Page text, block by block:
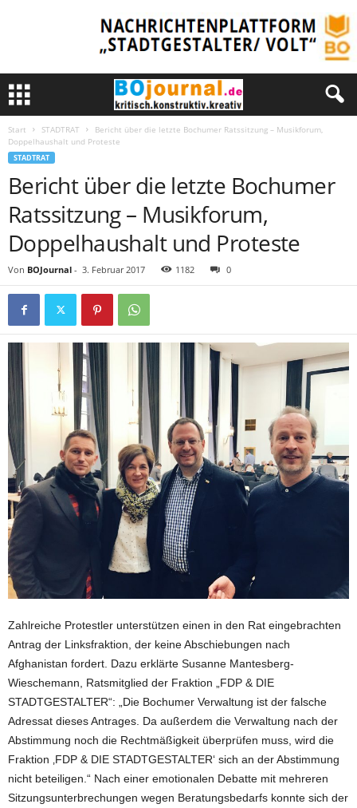
Start STADTRAT
Bericht über die letzte Bochumer Ratssitzung – Musikforum,
Doppelhaushalt und Proteste
STADTRAT
Bericht über die letzte Bochumer
Ratssitzung – Musikforum,
Doppelhaushalt und Proteste
Von BOJournal - 3. Februar 2017 1182 0
Zahlreiche Protestler unterstützen einen in den Rat eingebrachten
Antrag der Linksfraktion, der keine Abschiebungen nach
Afghanistan fordert. Dazu erklärte Susanne Mantesberg-
Wieschemann, Ratsmitglied der Fraktion „FDP & DIE
STADTGESTALTER“: „Die Bochumer Verwaltung ist der falsche
Adressat dieses Antrages. Da außerdem die Verwaltung nach der
Abstimmung noch die Rechtmäßigkeit überprüfen muss, wird die
Fraktion ‚FDP & DIE STADTGESTALTER‘ sich an der Abstimmung
nicht beteiligen.“ Nach einer emotionalen Debatte mit mehreren
Sitzungsunterbrechungen wegen Beratungsbedarfs konnte sich der